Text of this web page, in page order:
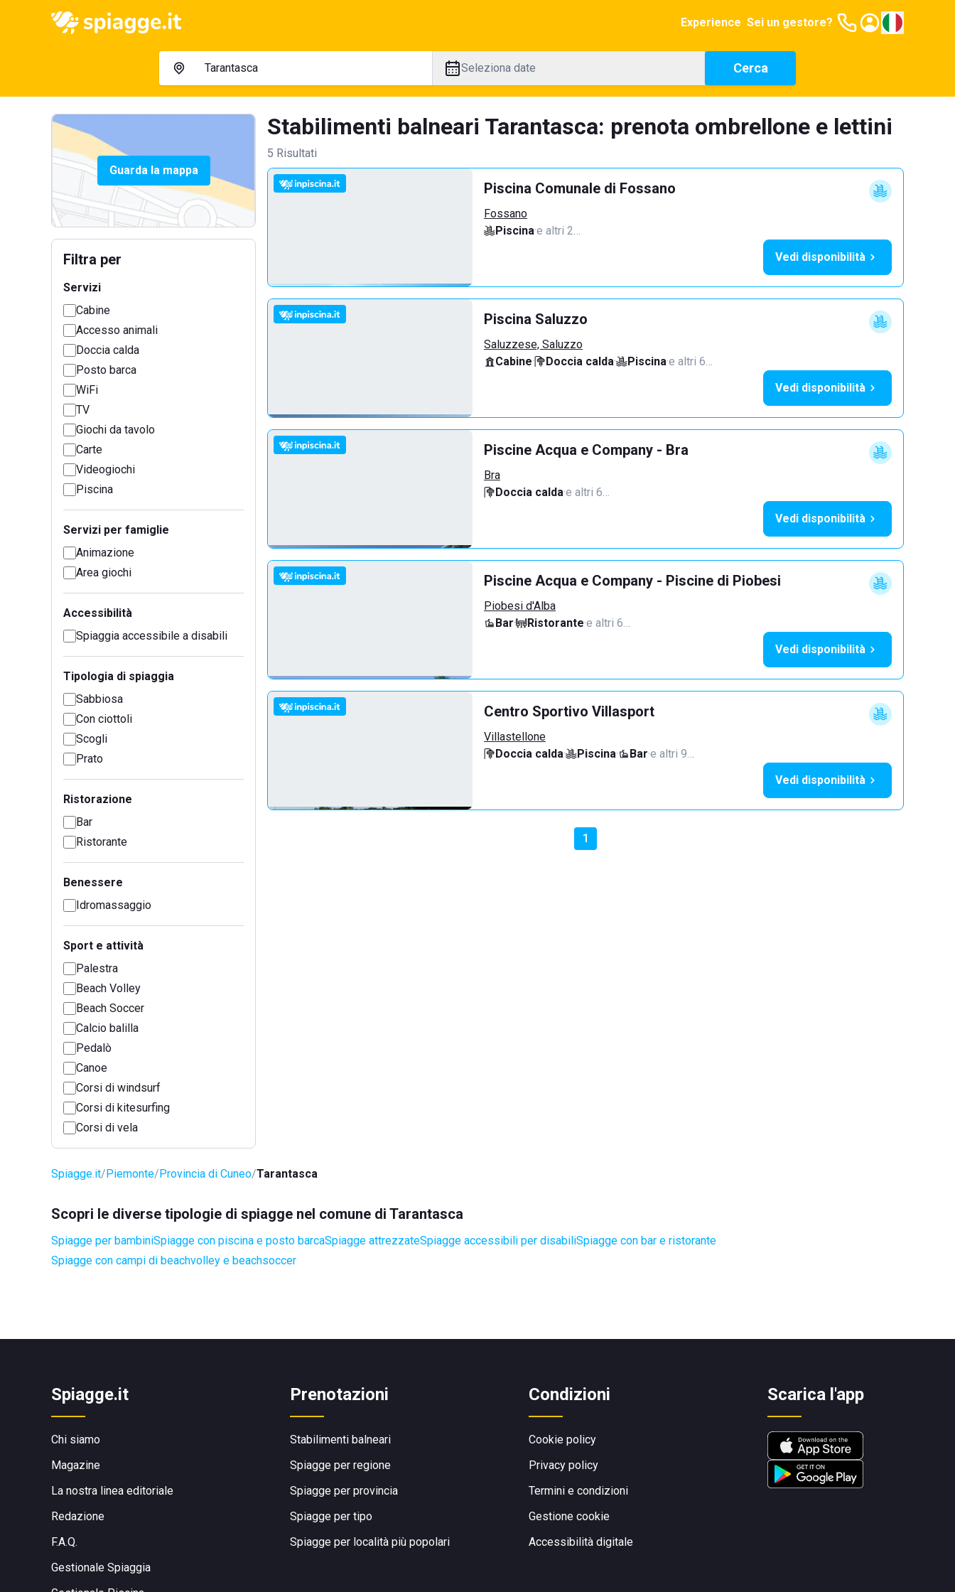
Experience Sei un gestore?
Seleziona date Cerca
Guarda la mappa
Filtra per
Servizi
Cabine
Accesso animali
Doccia calda
Posto barca
WiFi
TV
Giochi da tavolo
Carte
Videogiochi
Piscina
Servizi per famiglie
Animazione
Area giochi
Accessibilità
Spiaggia accessibile a disabili
Tipologia di spiaggia
Sabbiosa
Con ciottoli
Scogli
Prato
Ristorazione
Bar
Ristorante
Benessere
Idromassaggio
Sport e attività
Palestra
Beach Volley
Beach Soccer
Calcio balilla
Pedalò
Canoe
Corsi di windsurf
Corsi di kitesurfing
Corsi di vela
Stabilimenti balneari Tarantasca: prenota ombrellone e lettini
5 Risultati
Piscina Comunale di Fossano
Fossano
Piscina·e altri 2…
Vedi disponibilità
Piscina Saluzzo
Saluzzese, Saluzzo
Cabine· Doccia calda· Piscina·e altri 6…
Vedi disponibilità
Piscine Acqua e Company - Bra
Bra
Doccia calda·e altri 6…
Vedi disponibilità
Piscine Acqua e Company - Piscine di Piobesi
Piobesi d'Alba
Bar· Ristorante·e altri 6…
Vedi disponibilità
Centro Sportivo Villasport
Villastellone
Doccia calda· Piscina· Bar·e altri 9…
Vedi disponibilità
1
Spiagge.it Piemonte Provincia di Cuneo Tarantasca
Scopri le diverse tipologie di spiagge nel comune di Tarantasca
Spiagge per bambiniSpiagge con piscina e posto barcaSpiagge attrezzateSpiagge accessibili per disabiliSpiagge con bar e ristorante
Spiagge con campi di beachvolley e beachsoccer
Spiagge.it
Chi siamo
Magazine
La nostra linea editoriale
Redazione
F.A.Q.
Gestionale Spiaggia
Prenotazioni
Stabilimenti balneari
Spiagge per regione
Spiagge per provincia
Spiagge per tipo
Spiagge per località più popolari
Condizioni
Cookie policy
Privacy policy
Termini e condizioni
Gestione cookie
Accessibilità digitale
Scarica l'app